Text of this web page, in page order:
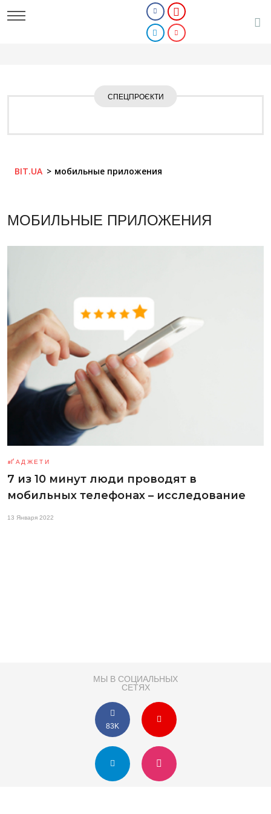
СПЕЦПРОЄКТИ
BIT.UA мобильные приложения
МОБИЛЬНЫЕ ПРИЛОЖЕНИЯ
ҐАДЖЕТИ
7 из 10 минут люди проводят в
мобильных телефонах – исследование
13 Января 2022
МЫ В СОЦИАЛЬНЫХ
СЕТЯХ
83K